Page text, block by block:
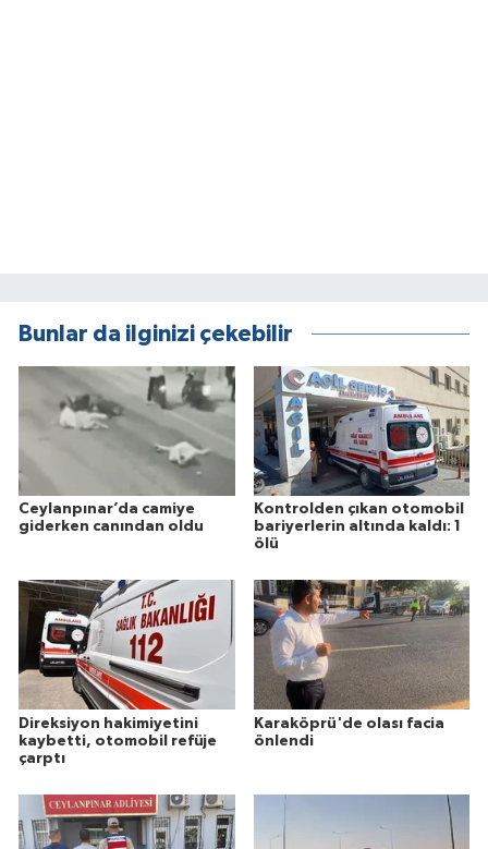
Bunlar da ilginizi çekebilir
Ceylanpınar’da camiye
giderken canından oldu
Kontrolden çıkan otomobil
bariyerlerin altında kaldı: 1
ölü
Direksiyon hakimiyetini
kaybetti, otomobil refüje
çarptı
Karaköprü'de olası facia
önlendi